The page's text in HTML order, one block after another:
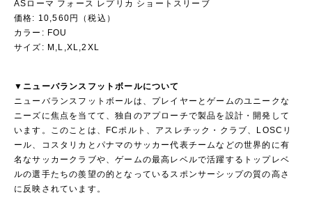
ASローマ フォース レプリカ ショートスリーブ
価格: 10,560円（税込）
カラー: FOU
サイズ: M,L,XL,2XL
▼ニューバランスフットボールについて
ニューバランスフットボールは、プレイヤーとゲームのユニークな
ニーズに焦点を当てて、独自のアプローチで製品を設計・開発して
います。このことは、FCポルト、アスレチック・クラブ、LOSCリ
ール、コスタリカとパナマのサッカー代表チームなどの世界的に有
名なサッカークラブや、ゲームの最高レベルで活躍するトップレベ
ルの選手たちの羨望の的となっているスポンサーシップの質の高さ
に反映されています。